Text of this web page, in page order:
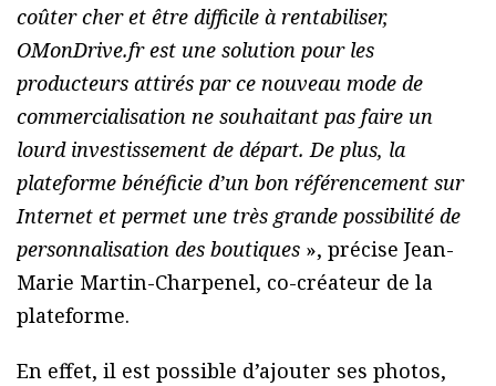
coûter cher et être difficile à rentabiliser,
OMonDrive.fr est une solution pour les
producteurs attirés par ce nouveau mode de
commercialisation ne souhaitant pas faire un
lourd investissement de départ. De plus, la
plateforme bénéficie d’un bon référencement sur
Internet et permet une très grande possibilité de
personnalisation des boutiques », précise Jean-
Marie Martin-Charpenel, co-créateur de la
plateforme.
En effet, il est possible d’ajouter ses photos,